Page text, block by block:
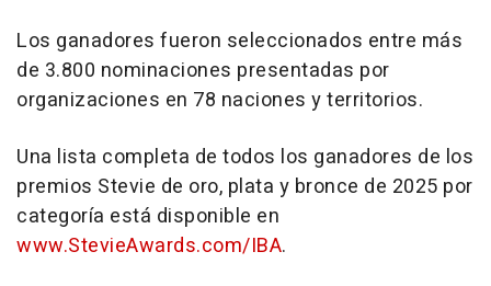
Los ganadores fueron seleccionados entre más
de 3.800 nominaciones presentadas por
organizaciones en 78 naciones y territorios.
Una lista completa de todos los ganadores de los
premios Stevie de oro, plata y bronce de 2025 por
categoría está disponible en
www.StevieAwards.com/IBA.